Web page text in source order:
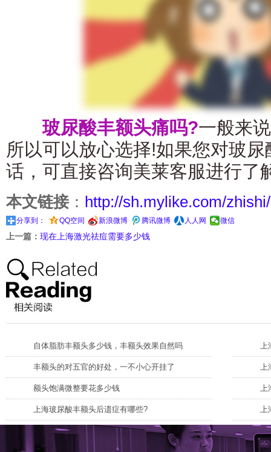
玻尿酸丰额头痛吗?一般来
所以可以放心选择!如果您对玻
话，可直接咨询美莱客服进行了
本文链接： http://sh.mylike.com/
分享到： QQ空间 新浪微博 腾讯微博 人人网 微信
上一篇： 现在上海激光祛痘需要多少钱
自体脂肪丰额头多少钱，丰额头效果自然吗 上
丰额头的对五官的好处，一不小心开挂了 上
额头饱满微整要花多少钱 上
上海玻尿酸丰额头后遗症有哪些? 上